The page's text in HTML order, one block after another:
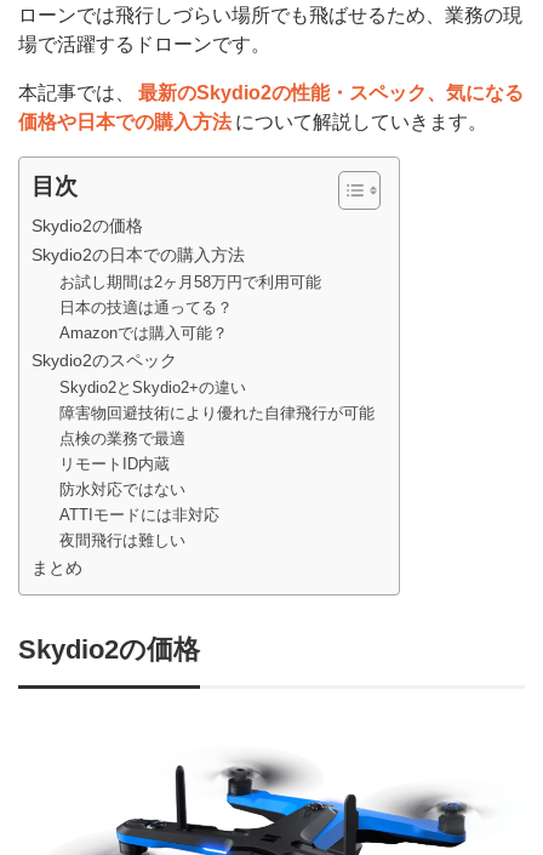
ローンでは飛行しづらい場所でも飛ばせるため、業務の現
場で活躍するドローンです。
本記事では、
最新のSkydio2の性能・スペック、気になる
価格や日本での購入方法 について解説していきます。
目次
Skydio2の価格
Skydio2の日本での購入方法
お試し期間は2ヶ月58万円で利用可能
日本の技適は通ってる？
Amazonでは購入可能？
Skydio2のスペック
Skydio2とSkydio2+の違い
障害物回避技術により優れた自律飛行が可能
点検の業務で最適
リモートID内蔵
防水対応ではない
ATTIモードには非対応
夜間飛行は難しい
まとめ
Skydio2の価格